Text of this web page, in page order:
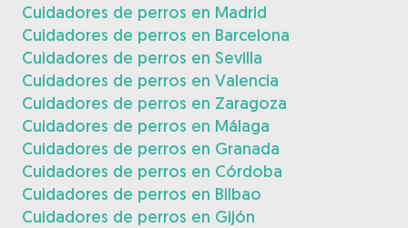
Cuidadores de perros en Madrid
Cuidadores de perros en Barcelona
Cuidadores de perros en Sevilla
Cuidadores de perros en Valencia
Cuidadores de perros en Zaragoza
Cuidadores de perros en Málaga
Cuidadores de perros en Granada
Cuidadores de perros en Córdoba
Cuidadores de perros en Bilbao
Cuidadores de perros en Gijón